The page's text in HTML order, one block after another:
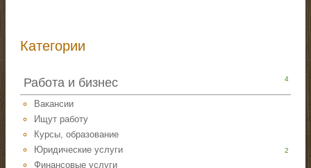
Категории
Работа и бизнес 4
Вакансии
Ищут работу
Курсы, образование
Юридические услуги
2
Финансовые услуги